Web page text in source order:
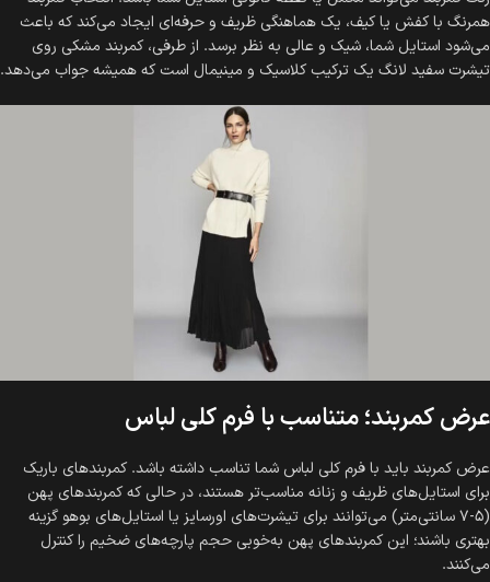
همرنگ با کفش یا کیف، یک هماهنگی ظریف و حرفه‌ای ایجاد می‌کند که باعث
می‌شود استایل شما، شیک و عالی به نظر برسد. از طرفی، کمربند مشکی روی
تیشرت سفید لانگ یک ترکیب کلاسیک و مینیمال است که همیشه جواب می‌دهد.
عرض کمربند؛ متناسب با فرم کلی لباس
عرض کمربند باید با فرم کلی لباس شما تناسب داشته باشد. کمربندهای باریک
برای استایل‌های ظریف و زنانه مناسب‌تر هستند، در حالی که کمربندهای پهن
(۵-۷ سانتی‌متر) می‌توانند برای تیشرت‌های اورسایز یا استایل‌های بوهو گزینه
بهتری باشند؛ این کمربندهای پهن به‌خوبی حجم پارچه‌های ضخیم را کنترل
می‌کنند.